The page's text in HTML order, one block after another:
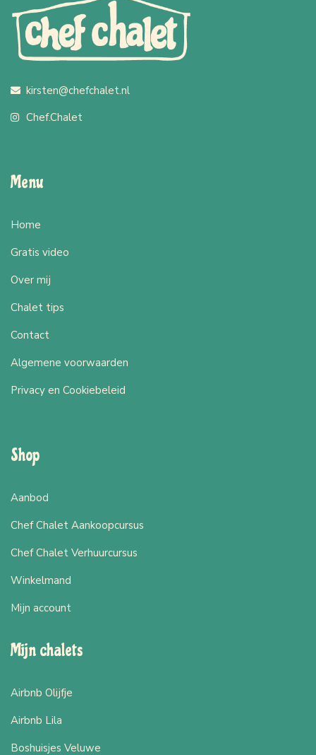
kirsten@chefchalet.nl
Chef.Chalet
Menu
Home
Gratis video
Over mij
Chalet tips
Contact
Algemene voorwaarden
Privacy en Cookiebeleid
Shop
Aanbod
Chef Chalet Aankoopcursus
Chef Chalet Verhuurcursus
Winkelmand
Mijn account
Mijn chalets
Airbnb Olijfje
Airbnb Lila
Boshuisjes Veluwe